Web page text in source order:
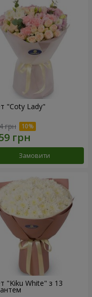
"Coty Lady"
грн
Замовити
"Kiku White" з 13